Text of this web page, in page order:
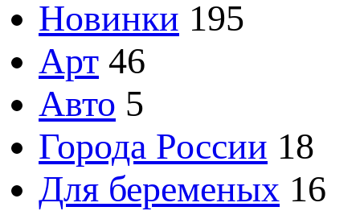
Новинки 195
Арт 46
Авто 5
Города России 18
Для беременых 16